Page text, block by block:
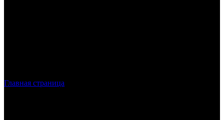
Главная страница